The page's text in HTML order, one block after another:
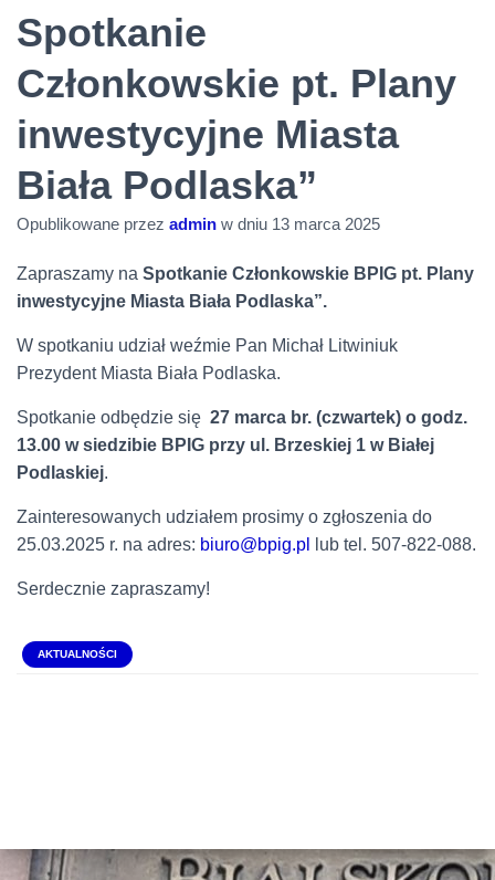
Spotkanie
Członkowskie pt. Plany
inwestycyjne Miasta
Biała Podlaska”
Opublikowane przez admin w dniu 13 marca 2025
Zapraszamy na Spotkanie Członkowskie BPIG pt. Plany
inwestycyjne Miasta Biała Podlaska”.
W spotkaniu udział weźmie Pan Michał Litwiniuk
Prezydent Miasta Biała Podlaska.
Spotkanie odbędzie się 27 marca br. (czwartek) o godz.
13.00 w siedzibie BPIG przy ul. Brzeskiej 1 w Białej
Podlaskiej.
Zainteresowanych udziałem prosimy o zgłoszenia do
25.03.2025 r. na adres: biuro@bpig.pl lub tel. 507-822-088.
Serdecznie zapraszamy!
AKTUALNOŚCI